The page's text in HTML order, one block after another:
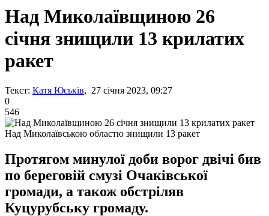
Над Миколаївщиною 26
січня знищили 13 крилатих
ракет
Текст: Катя Юськів, 27 січня 2023, 09:27
0
546
Над Миколаївською областю знищили 13 ракет
Протягом минулої доби ворог двічі бив
по береговій смузі Очаківської
громади, а також обстріляв
Куцурубську громаду.